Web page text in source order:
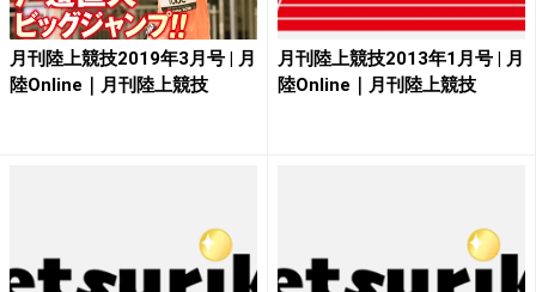
月刊陸上競技2019年3月号 | 月
陸Online｜月刊陸上競技
月刊陸上競技2013年1月号 | 月
陸Online｜月刊陸上競技